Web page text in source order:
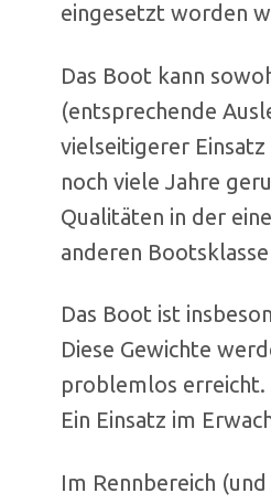
eingesetzt worden
Das Boot kann
(entsprechende
vielseitigerer
noch viele Jahre
Qualitäten in der
anderen
Das Boot ist
Diese Gewichte
problemlos erreicht.
Ein Einsatz im
Im Rennbereich